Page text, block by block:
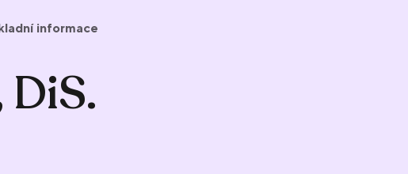
informace
DiS.